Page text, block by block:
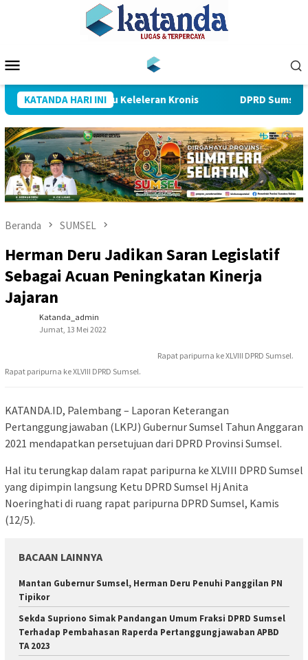
Mobile
KATANDA HARI INI
yang Selalu Keleleran Kronis DPRD Sumsel Minta
Beranda SUMSEL
Herman Deru Jadikan Saran Legislatif
Sebagai Acuan Peningkatan Kinerja
Jajaran
Katanda_admin
Jumat, 13 Mei 2022
Rapat paripurna ke XLVIII DPRD Sumsel.
Rapat paripurna ke XLVIII DPRD Sumsel.
KATANDA.ID, Palembang – Laporan Keterangan
Pertanggungjawaban (LKPJ) Gubernur Sumsel Tahun Anggaran
2021 mendapatkan persetujuan dari DPRD Provinsi Sumsel.
Hal itu terungkap dalam rapat paripurna ke XLVIII DPRD Sumsel
yang dipimpin langsung Ketu DPRD Sumsel Hj Anita
Noeringhati di ruang rapat paripurna DPRD Sumsel, Kamis
(12/5).
BACAAN LAINNYA
Mantan Gubernur Sumsel, Herman Deru Penuhi Panggilan PN
Tipikor
Sekda Supriono Simak Pandangan Umum Fraksi DPRD Sumsel
Terhadap Pembahasan Raperda Pertanggungjawaban APBD
TA 2023